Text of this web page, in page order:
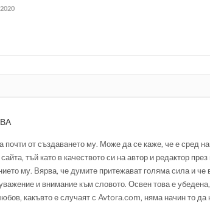
почти от създаването му. Може да се каже, че е сред
тъй като в качеството си на автор и редактор през
му. Вярва, че думите притежават голяма сила и че
и внимание към словото. Освен това е убедена,
какъвто е случаят с Avtora.com, няма начин то да